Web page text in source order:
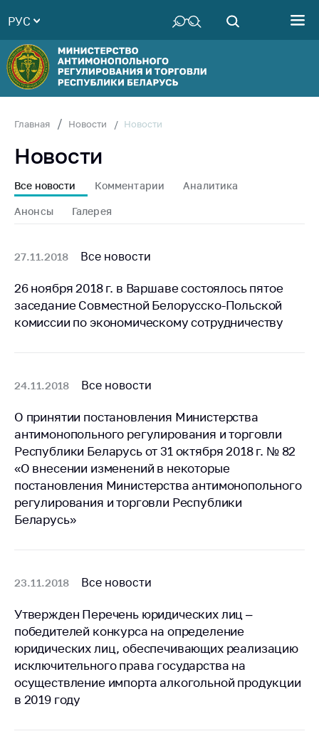
Руководство
Структура
Министерства
Территориальные
Законодательство
Антикоррупционная
деятельность
совет
Соискателям
Награждения
Общественная
Идеологическая
работа
Официальные
геральдические
символы
5 лет МАРТ
Ценовая политика
регулирование и
конкуренция
Торговля и услуги
Регулирование и
контроль закупок
РУС
Главная Новости Новости
Новости
Все новости Комментарии Аналитика
Анонсы Галерея
27.11.2018 Все новости
26 ноября 2018 г. в Варшаве состоялось пятое
заседание Совместной Белорусско-Польской
комиссии по экономическому сотрудничеству
24.11.2018 Все новости
О принятии постановления Министерства
антимонопольного регулирования и торговли
Республики Беларусь от 31 октября 2018 г. № 82
«О внесении изменений в некоторые
постановления Министерства антимонопольного
регулирования и торговли Республики
Беларусь»
23.11.2018 Все новости
Утвержден Перечень юридических лиц –
победителей конкурса на определение
юридических лиц, обеспечивающих реализацию
исключительного права государства на
осуществление импорта алкогольной продукции
в 2019 году